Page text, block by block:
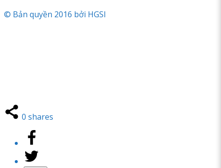
© Bản quyền 2016 bởi HGSI
0 shares